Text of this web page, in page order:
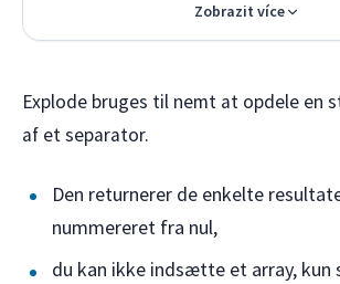
Zobrazit více
Explode bruges til nemt at opdele en
af et separator.
Den returnerer de enkelte
nummereret fra nul,
du kan ikke indsætte et array, kun